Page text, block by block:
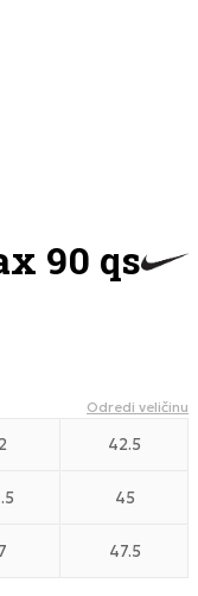
90 qs
Odredi veličinu
42.5
45
47.5